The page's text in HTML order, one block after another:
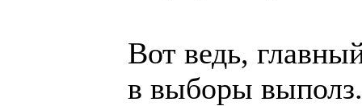
Вот ведь,
в выборы